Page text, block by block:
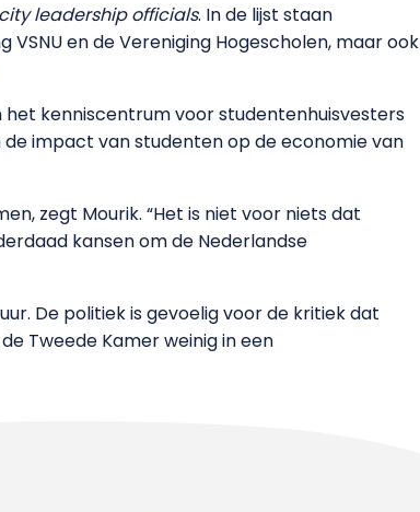
city leadership officials. In de lijst staan
en de Vereniging Hogescholen, maar ook
kenniscentrum voor studentenhuisvesters
de impact van studenten op de economie van
zegt Mourik. “Het is niet voor niets dat
kansen om de Nederlandse
De politiek is gevoelig voor de kritiek dat
Tweede Kamer weinig in een